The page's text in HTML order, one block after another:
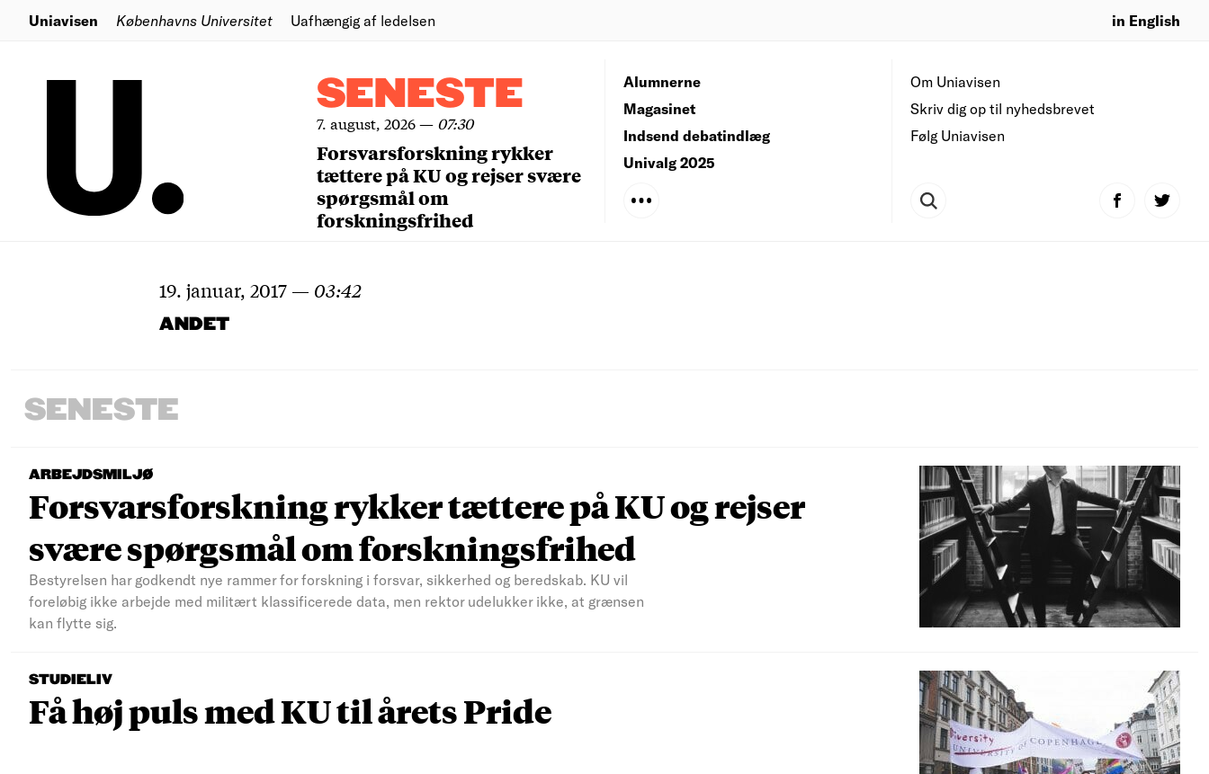
Uniavisen Københavns Universitet Uafhængig af ledelsen in English
SENESTE
7. august, 2026— 07:30
Forsvarsforskning rykker
tættere på KU og rejser svære
spørgsmål om
forskningsfrihed
Om Uniavisen
Skriv dig op til nyhedsbrevet
Følg Uniavisen
Alumnerne
Magasinet
Indsend debatindlæg
Univalg 2025
19. januar, 2017 — 03:42
ANDET
SENESTE
ARBEJDSMILJØ
Forsvarsforskning rykker tættere på KU og rejser
svære spørgsmål om forskningsfrihed
Bestyrelsen har godkendt nye rammer for forskning i forsvar, sikkerhed og beredskab. KU vil
foreløbig ikke arbejde med militært klassificerede data, men rektor udelukker ikke, at grænsen
kan flytte sig.
STUDIELIV
Få høj puls med KU til årets Pride